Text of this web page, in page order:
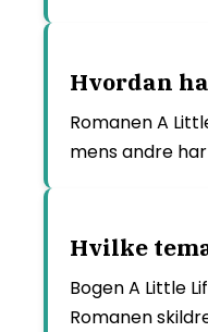
Hvordan
Romanen A
mens andre
Hvilke
Bogen A Little
Romanen